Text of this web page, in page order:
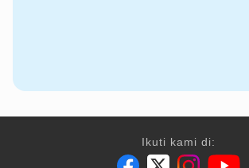
Ikuti kami di: